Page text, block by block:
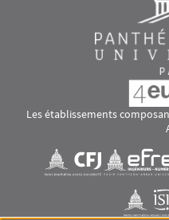
Les établissements
Visuel svgVisuel svg
Visuel